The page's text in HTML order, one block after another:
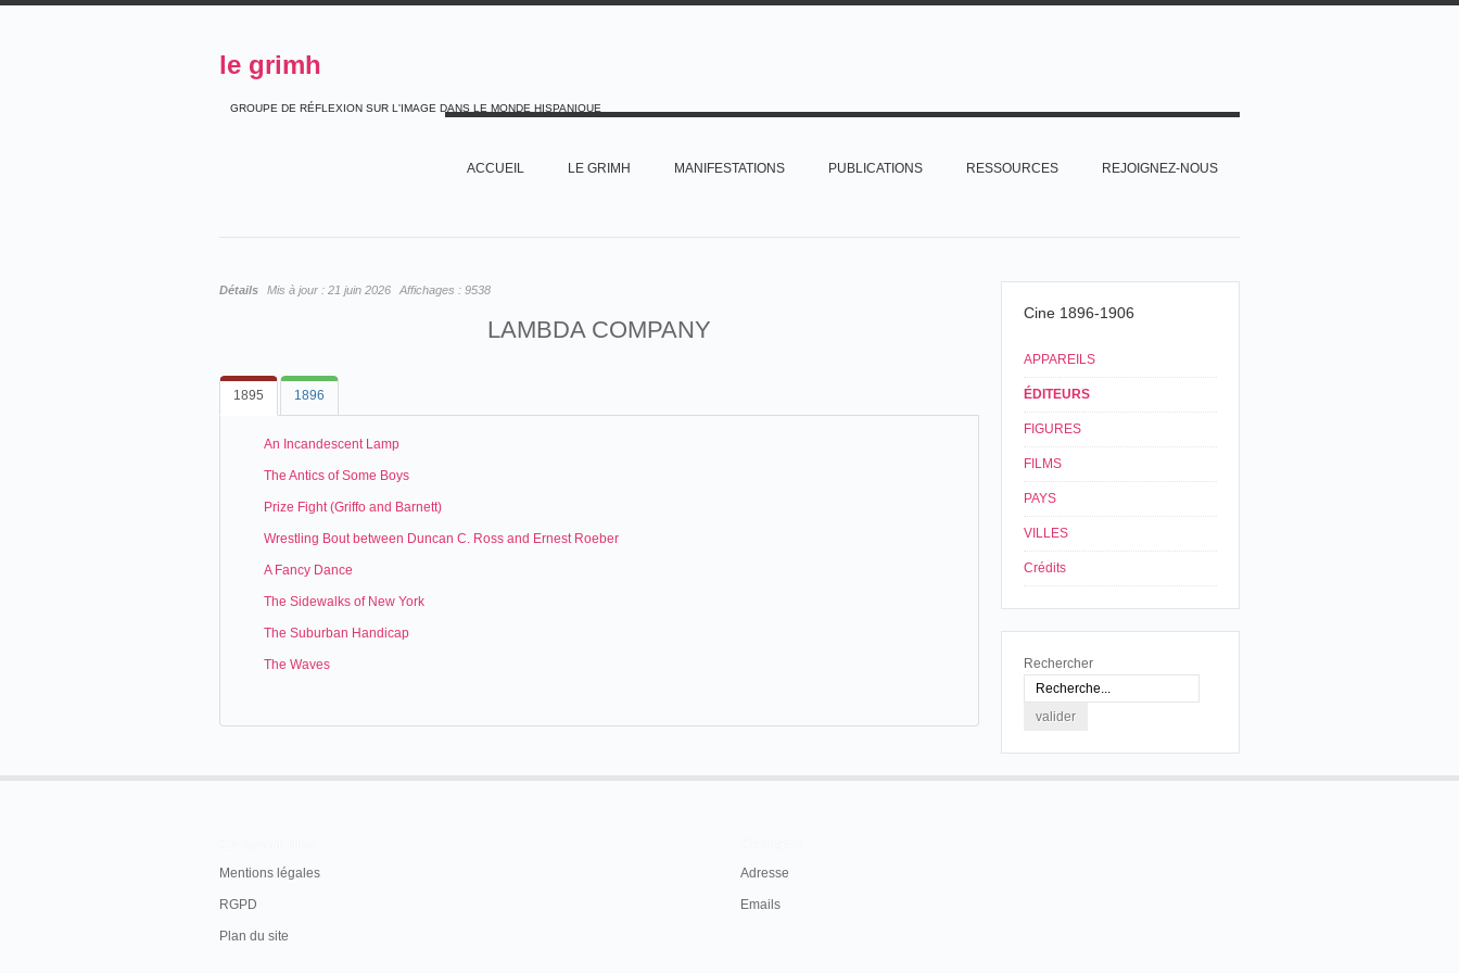
le grimh
GROUPE DE RÉFLEXION SUR L'IMAGE DANS LE MONDE HISPANIQUE
ACCUEIL LE GRIMH MANIFESTATIONS PUBLICATIONS RESSOURCES REJOIGNEZ-NOUS
Détails Mis à jour : 21 juin 2026 Affichages : 9538
LAMBDA COMPANY
1895 1896
An Incandescent Lamp
The Antics of Some Boys
Prize Fight (Griffo and Barnett)
Wrestling Bout between Duncan C. Ross and Ernest Roeber
A Fancy Dance
The Sidewalks of New York
The Suburban Handicap
The Waves
Cine 1896-1906
APPAREILS
ÉDITEURS
FIGURES
FILMS
PAYS
VILLES
Crédits
Rechercher
Mentions légales
RGPD
Plan du site
Adresse
Emails